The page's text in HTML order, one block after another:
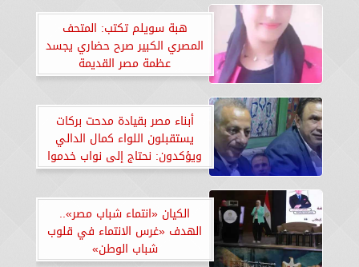
هبة سويلم تكتب: المتحف
المصري الكبير صرح حضاري يجسد
عظمة مصر القديمة
أبناء مصر بقيادة مدحت بركات
يستقبلون اللواء كمال الدالي
ويؤكدون: نحتاج إلى نواب خدموا
الوطن بصدق
الكيان «انتماء شباب مصر»..
الهدف «غرس الانتماء في قلوب
شباب الوطن»